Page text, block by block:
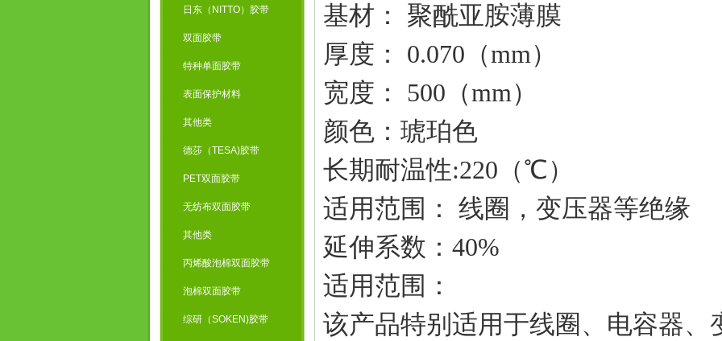
日东（NITTO）胶带
双面胶带
特种单面胶带
表面保护材料
其他类
德莎（TESA)胶带
PET双面胶带
无纺布双面胶带
其他类
丙烯酸泡棉双面胶带
泡棉双面胶带
综研（SOKEN)胶带
基材： 聚酰亚胺薄膜
厚度： 0.070（mm）
宽度： 500（mm）
颜色：琥珀色
长期耐温性:220（℃）
适用范围： 线圈，变压器等绝缘
延伸系数：40%
适用范围：
该产品特别适用于线圈、电容器、